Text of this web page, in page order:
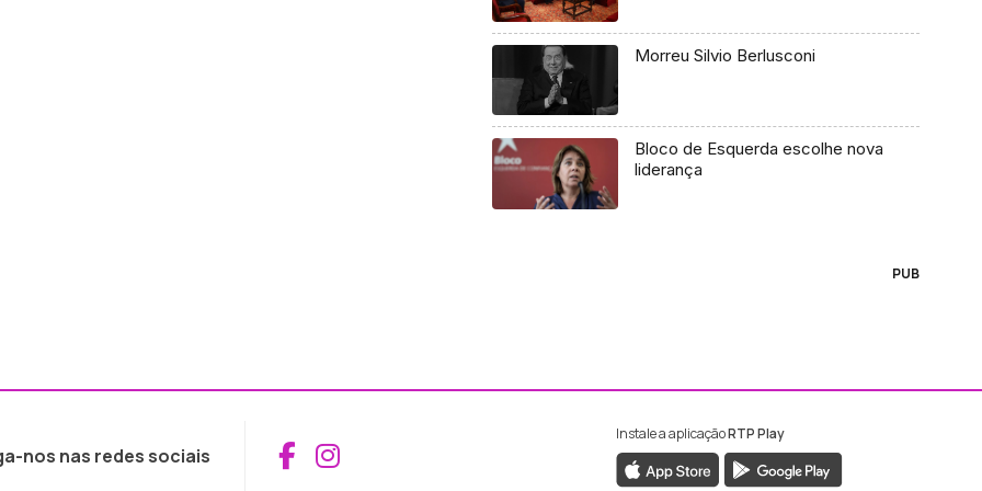
Morreu Silvio Berlusconi
Bloco de Esquerda escolhe nova
liderança
PUB
nos nas redes sociais Aceder ao Facebook da RTP Madeira
Aceder ao Instagram da RTP Madeira
Instale a aplicaçãoRTP Play